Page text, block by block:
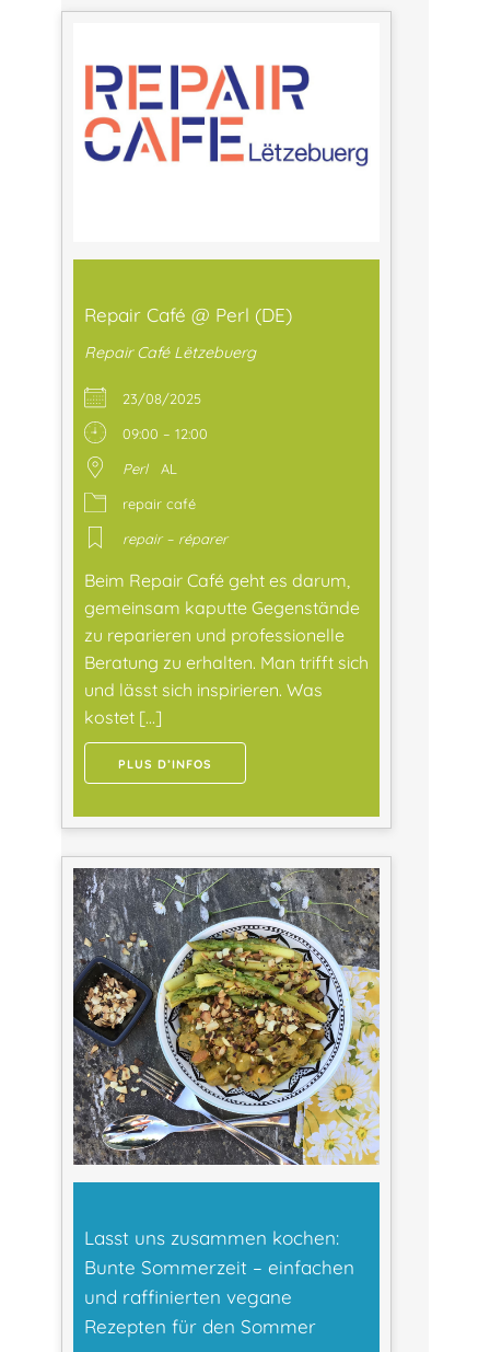
Repair Café @ Perl (DE)
Repair Café Lëtzebuerg
23/08/2025
09:00 – 12:00
Perl
AL
repair café
repair – réparer
Beim Repair Café geht es darum,
gemeinsam kaputte Gegenstände
zu reparieren und professionelle
Beratung zu erhalten. Man trifft sich
und lässt sich inspirieren. Was
kostet […]
PLUS D’INFOS
Lasst uns zusammen kochen:
Bunte Sommerzeit – einfachen
und raffinierten vegane
Rezepten für den Sommer